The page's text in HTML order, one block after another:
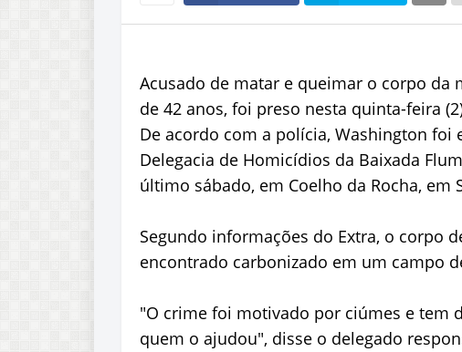
Acusado de matar e queimar o corpo da
de 42 anos, foi preso nesta quinta-feira
De acordo com a polícia, Washington foi
Delegacia de Homicídios da Baixada
último sábado, em Coelho da Rocha, em
Segundo informações do Extra, o corpo
encontrado carbonizado em um campo
"O crime foi motivado por ciúmes e tem
quem o ajudou", disse o delegado